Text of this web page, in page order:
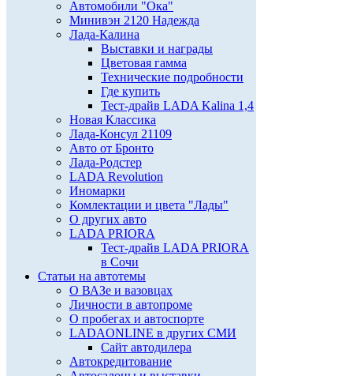
Автомобили "Ока"
Минивэн 2120 Надежда
Лада-Калина
Выставки и награды
Цветовая гамма
Технические подробности
Где купить
Тест-драйв LADA Kalina 1,4
Новая Классика
Лада-Консул 21109
Авто от Бронто
Лада-Родстер
LADA Revolution
Иномарки
Комлектации и цвета "Лады"
О других авто
LADA PRIORA
Тест-драйв LADA PRIORA
в Сочи
Статьи на автотемы
О ВАЗе и вазовцах
Личности в автопроме
О пробегах и автоспорте
LADAONLINE в других СМИ
Сайт автодилера
Автокредитование